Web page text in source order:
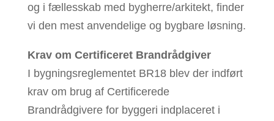
og i fællesskab med bygherre/arkitekt, finder
vi den mest anvendelige og bygbare løsning.
Krav om Certificeret Brandrådgiver
I bygningsreglementet BR18 blev der indført
krav om brug af Certificerede
Brandrådgivere for byggeri indplaceret i